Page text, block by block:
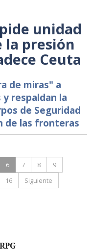
unidad
presión
Ceuta
de miras" a
respaldan la
de Seguridad
de las fronteras
6 7 8
9
16
Siguiente